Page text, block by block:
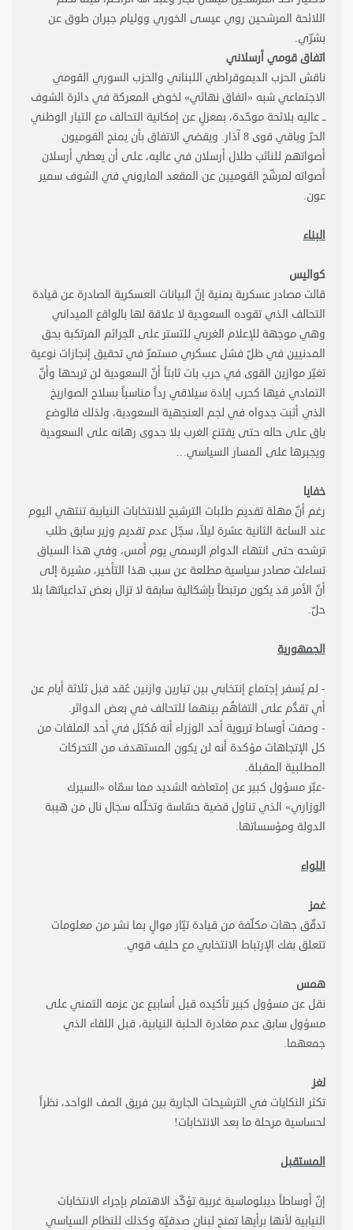
اللائحة المرشحين روي عيسى الخوري ووليام جبران طوق عن
بشرّي.
اتفاق قومي أرسلاني
ناقش الحزب الديموقراطي اللبناني والحزب السوري القومي
الاجتماعي شبه «اتفاق نهائي» لخوض المعركة في دائرة الشوف
ــ عاليه بلائحة موحّدة، بمعزلٍ عن إمكانية التحالف مع التيار الوطني
الحرّ وباقي قوى 8 آذار. ويقضي الاتفاق بأن يمنح القوميون
أصواتهم للنائب طلال أرسلان في عاليه، على أن يعطي أرسلان
أصواته لمرشّح القوميين عن المقعد الماروني في الشوف سمير
عون.
البناء
كواليس
قالت مصادر عسكرية يمنية إنّ البيانات العسكرية الصادرة عن قيادة
التحالف الذي تقوده السعودية لا علاقة لها بالواقع الميداني
وهي موجهة للإعلام الغربي للتستر على الجرائم المرتكبة بحق
المدنيين في ظلّ فشل عسكري مستمرّ في تحقيق إنجازات نوعية
تغيّر موازين القوى في حرب بات ثابتاً أنّ السعودية لن تربحها وأنّ
التمادي فيها كحرب إبادة سيلاقي رداً مناسباً بسلاح الصواريخ
الذي أثبت جدواه في لجم العنجهية السعودية، ولذلك فالوضع
باق على حاله حتى يقتنع الغرب بلا جدوى رهانه على السعودية
ويجبرها على المسار السياسي…
خفايا
رغم أنّ مهلة تقديم طلبات الترشيح للانتخابات النيابية تنتهي اليوم
عند الساعة الثانية عشرة ليلاً، سجّل عدم تقديم وزير سابق طلب
ترشحه حتى انتهاء الدوام الرسمي يوم أمس، وفي هذا السياق
تساءلت مصادر سياسية مطلعة عن سبب هذا التأخير، مشيرة إلى
أنّ الأمر قد يكون مرتبطاً بإشكالية سابقة لا تزال بعض تداعياتها بلا
حلّ.
الجمهورية
- لم يُسفر إجتماع إنتخابي بين تيارين وازنين عُقد قبل ثلاثة أيام عن
أي تقدُّم على التفاهُم بينهما للتحالف في بعض الدوائر.
- وصفت أوساط تربوية أحد الوزراء أنه مُكبّل في أحد الملفات من
كل الإتجاهات مؤكدة أنه لن يكون المستهدف من التحركات
المطلبية المقبلة.
-عبّر مسؤول كبير عن إمتعاضه الشديد مما سمّاه «السيرك
الوزاري» الذي تناول قضية حسّاسة وتخلّله سجال نال من هيبة
الدولة ومؤسساتها.
اللواء
غمز
تدقّق جهات مكلّفة من قيادة تيّار موالٍ بما نشر من معلومات
تتعلق بفك الإرتباط الانتخابي مع حليف قوي.
همس
نقل عن مسؤول كبير تأكيده قبل أسابيع عن عزمه التمني على
مسؤول سابق عدم مغادرة الحلبة النيابية، قبل اللقاء الذي
جمعهما.
لغز
تكثر النكايات في الترشيحات الجارية بين فريق الصف الواحد، نظراً
لحساسية مرحلة ما بعد الانتخابات!
المستقبل
إنّ أوساطاً ديبلوماسية غربية تؤكّد الاهتمام بإجراء الانتخابات
النيابية لأنها برأيها تمنح لبنان صدقيّة وكذلك للنظام السياسي